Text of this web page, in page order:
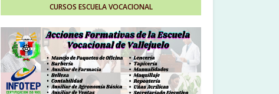
CURSOS ESCUELA VOCACIONAL